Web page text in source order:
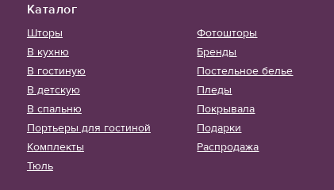
Каталог
Шторы
В кухню
В гостиную
В детскую
В спальню
Портьеры для гостиной
Комплекты
Тюль
Фотошторы
Бренды
Постельное белье
Пледы
Покрывала
Подарки
Распродажа